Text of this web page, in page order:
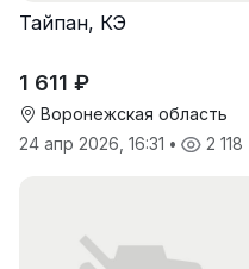
Тайпан, КЭ
1 611 ₽
Воронежская область
24 апр 2026, 16:31 • 2 118